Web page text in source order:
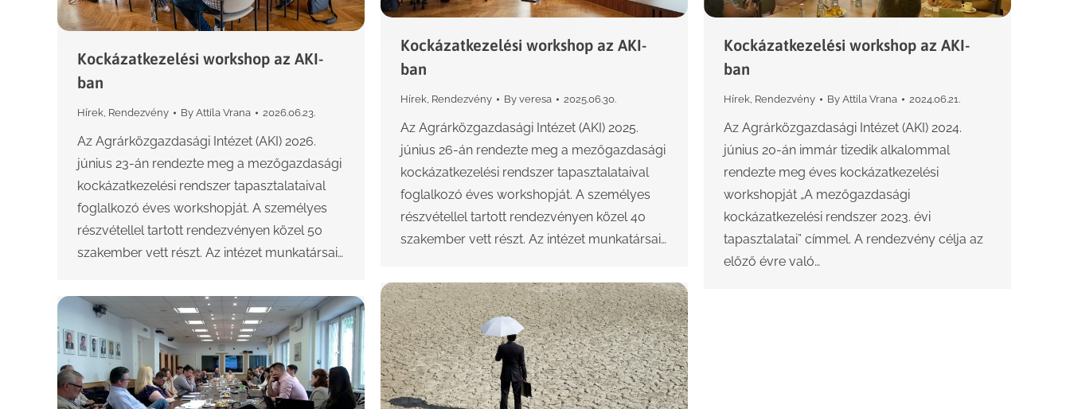
Kockázatkezelési workshop az AKI-
ban
Hírek, Rendezvény By Attila Vrana 2026.06.23.
Az Agrárközgazdasági Intézet (AKI) 2026.
június 23-án rendezte meg a mezőgazdasági
kockázatkezelési rendszer tapasztalataival
foglalkozó éves workshopját. A személyes
részvétellel tartott rendezvényen közel 50
szakember vett részt. Az intézet munkatársai…
Kockázatkezelési workshop az AKI-
ban
Hírek, Rendezvény By veresa 2025.06.30.
Az Agrárközgazdasági Intézet (AKI) 2025.
június 26-án rendezte meg a mezőgazdasági
kockázatkezelési rendszer tapasztalataival
foglalkozó éves workshopját. A személyes
részvétellel tartott rendezvényen közel 40
szakember vett részt. Az intézet munkatársai…
Kockázatkezelési workshop az AKI-
ban
Hírek, Rendezvény By Attila Vrana 2024.06.21.
Az Agrárközgazdasági Intézet (AKI) 2024.
június 20-án immár tizedik alkalommal
rendezte meg éves kockázatkezelési
workshopját „A mezőgazdasági
kockázatkezelési rendszer 2023. évi
tapasztalatai” címmel. A rendezvény célja az
előző évre való…